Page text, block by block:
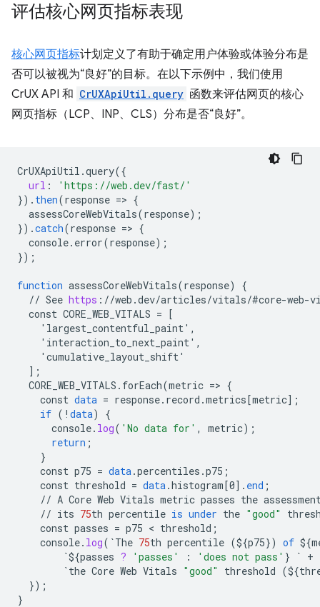
评估核心网页指标表现
核心网页指标计划定义了有助于确定用户体验或体验分布是
否可以被视为“良好”的目标。在以下示例中，我们使用
CrUX API 和 CrUXApiUtil.query 函数来评估网页的核心
网页指标（LCP、INP、CLS）分布是否“良好”。
CrUXApiUtil .query({
url :
'https://web.dev/fast/'
}). then(response => {
assessCoreWebVitals(response);
}).catch(response => {
console. error(response);
});
function assessCoreWebVitals(response)
{
// See https : //web .dev/articles/vitals/#core-web-
const CORE_WEB_VITALS = [
    'largest_contentful_paint',
    'interaction_to_next_paint',
    'cumulative_layout_shift'
] ;
CORE_WEB_VITALS . forEach(metric => {
const data = response. record .metrics[metric] ;
if ( ! data)
{
console. log( 'No data for' , metric);
return ;
}
const p75 = data.percentiles .p75 ;
const threshold = data.histogram[0] . end ;
// A Core Web Vitals metric passes the
// its 75th percentile is under the "good"
const passes = p75 < threshold ;
console. log( `The 75th percentile (${p75}) of ${
`${passes ? 'passes' : 'does not pass' } ` +
`the Core Web Vitals "good" threshold (${
});
}